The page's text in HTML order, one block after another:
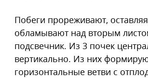
Побеги прореживают,
обламывают над вторым
подсвечник. Из 3 почек
вертикально. Из них
горизонтальные ветви с